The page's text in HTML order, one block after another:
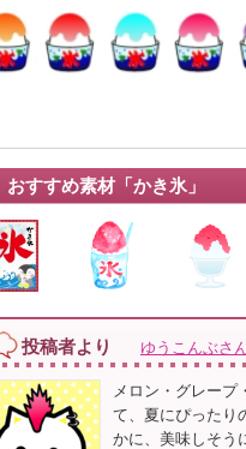
おすすめ素材「かき氷」
投稿者より ゆうこんぶさ
メロン・グレープ
て、夏にぴったり
かに、美味しそう